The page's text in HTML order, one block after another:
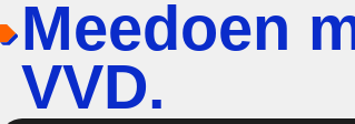
Meedoen
VVD.